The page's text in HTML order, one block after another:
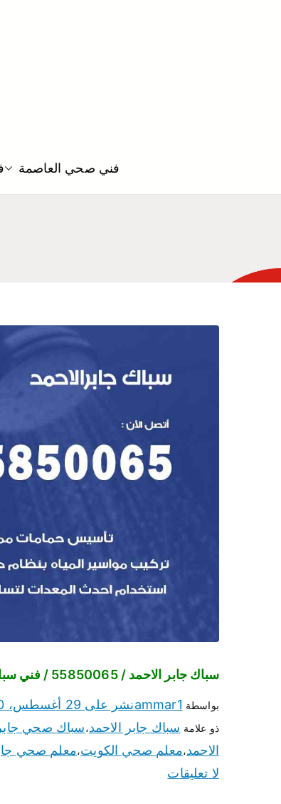
فني صحي العاصمة
سباك جابر الاحمد / 55850065 / فني سباك معلم صحي جابر الاحمد
بواسطة ammar1نشر على 29 أغسطس، 2020
ذو علامة سباك جابر الاحمد،سباك صحي جابر
الاحمد،معلم صحي الكويت،معلم صحي
لا تعليقات